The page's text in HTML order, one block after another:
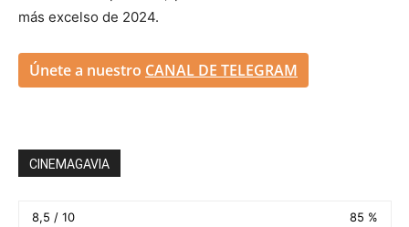
más excelso de 2024.
Únete a nuestro CANAL DE TELEGRAM
CINEMAGAVIA
8,5 / 10 85 %